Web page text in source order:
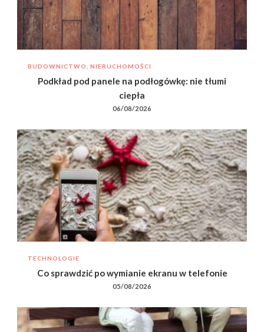
BUDOWNICTWO, NIERUCHOMOŚCI
Podkład pod panele na podłogówkę: nie tłumi
ciepła
06/08/2026
TECHNOLOGIE
Co sprawdzić po wymianie ekranu w telefonie
05/08/2026